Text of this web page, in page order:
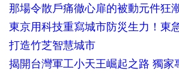
那場令散戶痛徹心扉的被動元件狂
東京用科技重寫城市防災生力！東
打造竹芝智慧城市
揭開台灣軍工小天王崛起之路 獨家